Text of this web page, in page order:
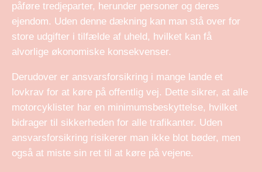
påføre tredjeparter, herunder personer og deres
ejendom. Uden denne dækning kan man stå over for
store udgifter i tilfælde af uheld, hvilket kan få
alvorlige økonomiske konsekvenser.
Derudover er ansvarsforsikring i mange lande et
lovkrav for at køre på offentlig vej. Dette sikrer, at alle
motorcyklister har en minimumsbeskyttelse, hvilket
bidrager til sikkerheden for alle trafikanter. Uden
ansvarsforsikring risikerer man ikke blot bøder, men
også at miste sin ret til at køre på vejene.